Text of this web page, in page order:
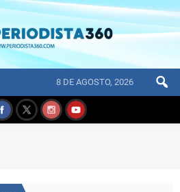
8 DE AGOSTO, 2026